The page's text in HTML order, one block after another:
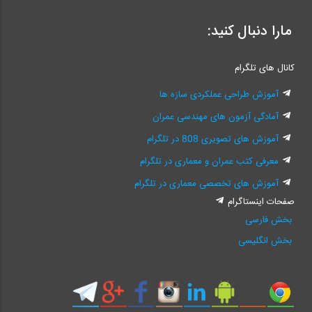
مارا دنبال کنید:
کانال های تلگرام
آموزش طراحی عملکردی سازه ها
آمادگی آزمون های مهندسی عمران
آموزش های تصویری 808 در تلگرام
معرفی کتب عمران و معماری در تلگرام
آموزش های تخصصی معماری در تلگرام
صفحات اینستاگرام
بخش فارسی
بخش انگلیسی